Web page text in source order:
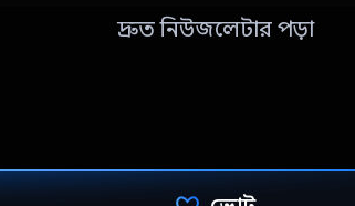
দ্রুত নিউজলেটার পড়া